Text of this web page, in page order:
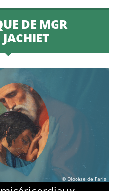
DE MGR
© Diocèse de Paris